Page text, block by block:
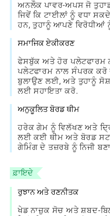
ਅਨਲੌਕ ਪਾਵਰ-ਅਪਸ ਜੋ
ਜਿਵੇਂ ਕਿ ਟਾਈਲਾਂ ਨੂੰ ਵਧਾ
ਹਨ, ਤੁਹਾਨੂੰ ਆਪਣੇ ਵਿਰੋਧੀਆਂ
ਸਮਾਜਿਕ ਏਕੀਕਰਣ
ਫੇਸਬੁੱਕ ਅਤੇ ਹੋਰ ਪਲੇਟਫਾਰਮ
ਪਲੇਟਫਾਰਮ ਨਾਲ ਸੰਪਰਕ ਕਰੋ
ਬੁਲਾਉਣ ਲਈ, ਅਤੇ ਤੁਹਾਨੂੰ
ਲਈ ਸਹਾਇਤਾ ਕਰੋ.
ਅਨੁਕੂਲਿਤ ਬੋਰਡ ਥੀਮ
ਹਰੇਕ ਗੇਮ ਨੂੰ ਵਿਲੱਖਣ ਅਤੇ
ਲਈ ਕਈ ਥੀਮ ਅਤੇ ਬੋਰਡ
ਗੇਮਿੰਗ ਦੇ ਤਜ਼ਰਬੇ ਨੂੰ ਨਿਜੀ
ਫ਼ਾਇਦੇ
ਰੁਝਾਨ ਅਤੇ ਰਣਨੀਤਕ
ਖੇਡ ਨਾਜ਼ੁਕ ਸੋਚ ਅਤੇ ਸ਼ਬਦ-